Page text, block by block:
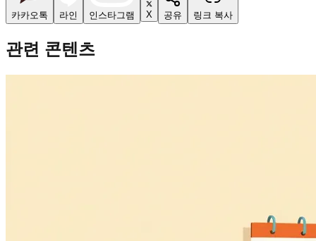
카카오톡 라인 인스타그램 X 공유 링크 복사
관련 콘텐츠